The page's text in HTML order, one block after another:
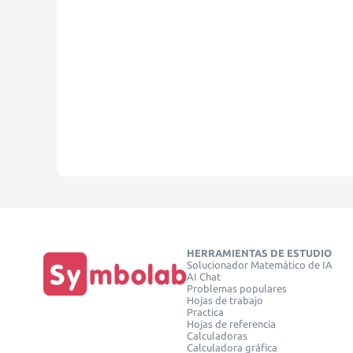
HERRAMIENTAS DE ESTUDIO
Solucionador Matemático de IA
AI Chat
Problemas populares
Hojas de trabajo
Practica
Hojas de referencia
Calculadoras
Calculadora gráfica